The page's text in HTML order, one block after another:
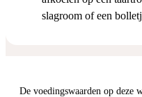
slagroom of een
De voedingswaarden op deze website worden